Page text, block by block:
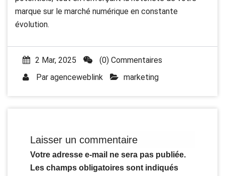
marque sur le marché numérique en constante
évolution.
2 Mar, 2025
(0) Commentaires
Par agenceweblink marketing
Laisser un commentaire
Votre adresse e-mail ne sera pas publiée.
Les champs obligatoires sont indiqués